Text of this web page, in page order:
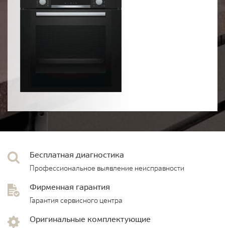
Бесплатная диагностика
Профессиональное выявление неисправности
Фирменная гарантия
Гарантия сервисного центра
Оригинальные комплектующие